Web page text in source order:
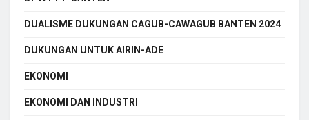
DUALISME DUKUNGAN CAGUB-CAWAGUB BANTEN 2024
DUKUNGAN UNTUK AIRIN-ADE
EKONOMI
EKONOMI DAN INDUSTRI